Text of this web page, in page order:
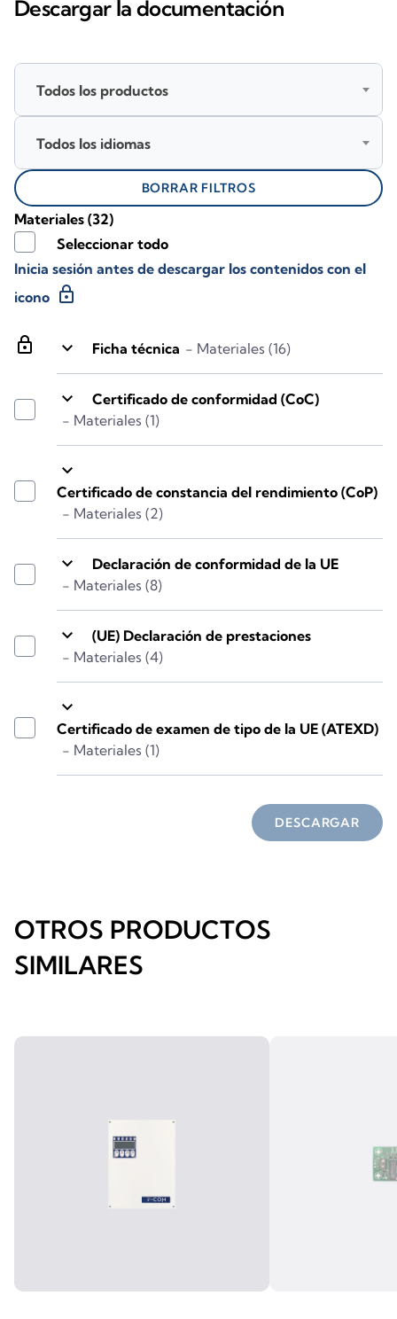
Descargar la documentación
lock keyboard_arrow_down Ficha técnica - Materiales (16)
keyboard_arrow_down
Certificado de conformidad (CoC)
- Materiales (1)
keyboard_arrow_down
Certificado de constancia del rendimiento (CoP)
- Materiales (2)
keyboard_arrow_down
Declaración de conformidad de la UE
- Materiales (8)
keyboard_arrow_down
(UE) Declaración de prestaciones
- Materiales (4)
keyboard_arrow_down
Certificado de examen de tipo de la UE (ATEXD)
- Materiales (1)
Materiales (32)
Seleccionar todo
Inicia sesión antes de descargar los contenidos con el
icono lock
Todos los productos
Todos los idiomas
BORRAR FILTROS
DESCARGAR
OTROS PRODUCTOS
SIMILARES